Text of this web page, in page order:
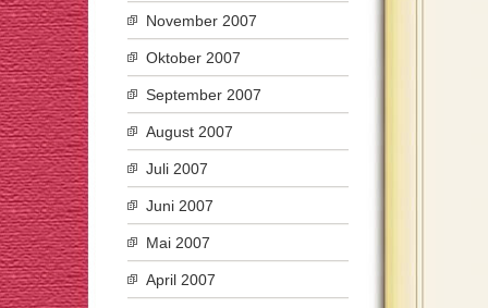
November 2007
Oktober 2007
September 2007
August 2007
Juli 2007
Juni 2007
Mai 2007
April 2007